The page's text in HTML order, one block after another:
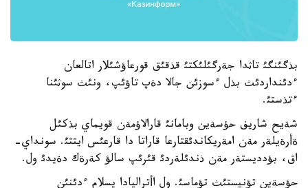
بذگئنگئ تاثدا جةرگئلئكتئ قذقئق قورعاؤشئلار اتالعان
ءدئنداردئث بذل ءسوزئن جالا دةپ تاؤئپ، ونئث سوثئنا
ءتذستئ.
شةيح شاريف حؤسةين وبامانئ قارالاؤمةن قويماي بذكئل
ةأرةيلةر مةن امةريكاندئقتارعا قاراتا دا قارعئس ايتتئ. سونداي-
اق، بؤدديستةر مةن ذندئلةردئ قئرئپ سالؤ كةرةك دةيدئ ول.
حؤسةين تؤنيستئث تؤماسئ. ول اأتراليادا يسلام ءدئنئن